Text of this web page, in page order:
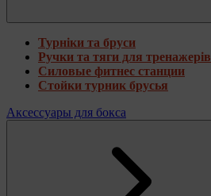
Турніки та бруси
Ручки та тяги для тренажерів
Силовые фитнес станции
Стойки турник брусья
Аксессуары для бокса